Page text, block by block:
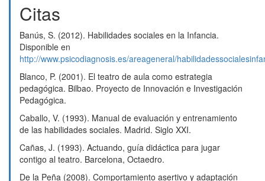
Ignacio Perlado Lamo de Espinosa, José Jesús Trujillo
Vargas (2024)
Análisis investigativo sobre las habilidades sociales
comunicativas como herramienta para prevenir la
violencia en el contexto educativo.
Revista Latina de
Comunicación Social,1.
10.4185/rlcs-2024-2302
Citas
Banús, S. (2012). Habilidades sociales en la Infancia.
Disponible en
http://www.psicodiagnosis.es/areageneral/
Blanco, P. (2001). El teatro de aula como estrategia
pedagógica. Bilbao. Proyecto de Innovación e Investigación
Pedagógica.
Caballo, V. (1993). Manual de evaluación y entrenamiento
de las habilidades sociales. Madrid. Siglo XXI.
Cañas, J. (1993). Actuando, guía didáctica para jugar
contigo al teatro. Barcelona, Octaedro.
De la Peña (2008). Comportamiento asertivo y adaptación